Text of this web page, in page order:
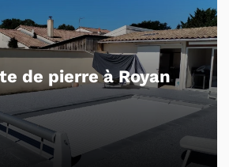
de pierre à Royan